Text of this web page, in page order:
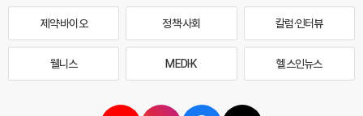
제약·바이오 정책·사회 칼럼·인터뷰
웰니스 MEDI·K 헬스인뉴스